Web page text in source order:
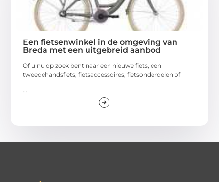
Een fietsenwinkel in de omgeving van
Breda met een uitgebreid aanbod
Of u nu op zoek bent naar een nieuwe fiets, een
tweedehandsfiets, fietsaccessoires, fietsonderdelen of
...